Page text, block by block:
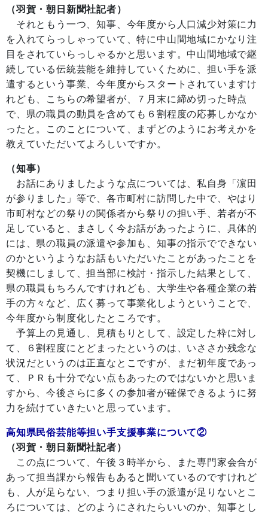
（羽賀・朝日新聞社記者）
それともう一つ、知事、今年度から人口減少対策に力
を入れてらっしゃっていて、特に中山間地域にかなり注
目をされていらっしゃるかと思います。中山間地域で継
続している伝統芸能を維持していくために、担い手を派
遣するという事業、今年度からスタートされていますけ
れども、こちらの希望者が、７月末に締め切った時点
で、県の職員の動員を含めても６割程度の応募しかなか
ったと。このことについて、まずどのようにお考えかを
教えていただいてよろしいですか。
（知事）
お話にありましたような点については、私自身「濵田
が参りました」等で、各市町村に訪問した中で、やはり
市町村などの祭りの関係者から祭りの担い手、若者が不
足していると、まさしく今お話があったように、具体的
には、県の職員の派遣や参加も、知事の指示でできない
のかというようなお話もいただいたことがあったことを
契機にしまして、担当部に検討・指示した結果として、
県の職員もちろんですけれども、大学生や各種企業の若
手の方々など、広く募って事業化しようということで、
今年度から制度化したところです。
予算上の見通し、見積もりとして、設定した枠に対し
て、６割程度にとどまったというのは、いささか残念な
状況だというのは正直なとこですが、まだ初年度であっ
て、ＰＲも十分でない点もあったのではないかと思いま
すから、今後さらに多くの参加者が確保できるように努
力を続けていきたいと思っています。
高知県民俗芸能等担い手支援事業について②
（羽賀・朝日新聞社記者）
この点について、午後３時半から、また専門家会合が
あって担当課から報告もあると聞いているのですけれど
も、人が足らない、つまり担い手の派遣が足りないとこ
ろについては、どのようにされたらいいのか、知事とし